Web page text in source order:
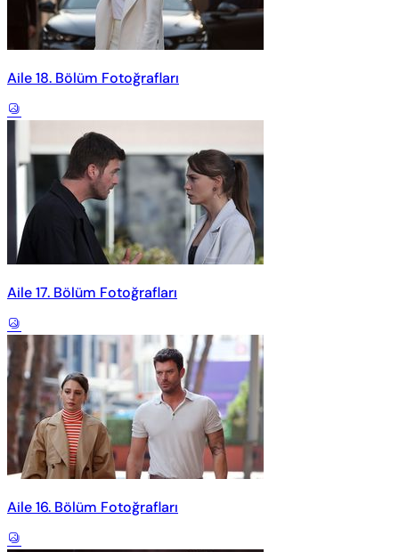
Aile 18. Bölüm Fotoğrafları
Aile 17. Bölüm Fotoğrafları
Aile 16. Bölüm Fotoğrafları